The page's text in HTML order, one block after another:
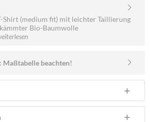
Shirt (medium fit) mit leichter Taillierung
Bio-Baumwolle
Maßtabelle beachten!